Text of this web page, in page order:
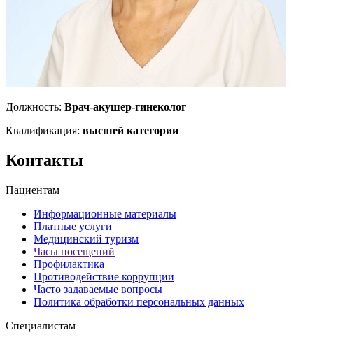
Должность: Врач-акушер-гинеколог
Квалификация: высшей категории
Контакты
Пациентам
Информационные материалы
Платные услуги
Медицинский туризм
Часы посещений
Профилактика
Противодействие коррупции
Часто задаваемые вопросы
Политика обработки персональных данных
Специалистам